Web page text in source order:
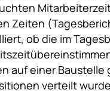
Zeiten
ob die im
auf einer Baustelle
verteilt